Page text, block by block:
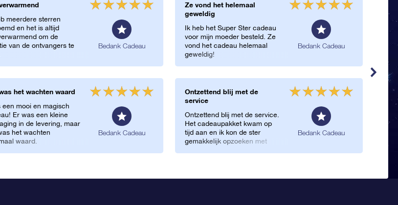
meerdere sterren
en het is altijd
om de
van de ontvangers te
Bedank Cadeau
het wachten waard
een mooi en magisch
Er was een kleine
in de levering, maar
het wachten
waard.
Bedank Cadeau
Ze vond het helemaal
geweldig
Ik heb het Super Ster cadeau
voor mijn moeder besteld. Ze
vond het cadeau helemaal
geweldig!
Bedank Cadeau
Ontzettend blij met de
service
Ontzettend blij met de service.
Het cadeaupakket kwam op
tijd aan en ik kon de ster
gemakkelijk opzoeken met
Bedank Cadeau
Ik